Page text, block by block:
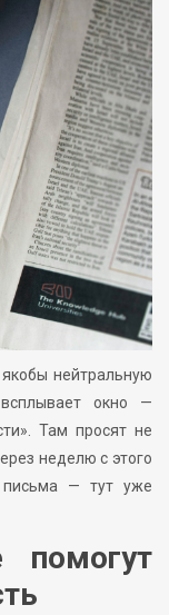
нейтральную
окно —
Там просят не
неделю с этого
письма — тут уже
помогут